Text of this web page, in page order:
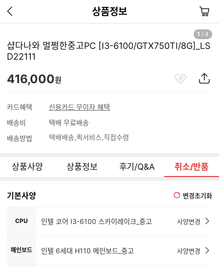
상품정보
이
지
가
장
바
구
니
1 / 4
샵다나와 멀쩡한중고PC [I3-6100/GTX750TI/8G]_LS
D22111
416,000원
카드혜택
신용카드 무이자 혜택
배송비
택배 무료배송
배송방법
택배배송 퀵서비스 직접수령
상품사양 상품정보 후기/Q&A 취소/반품
기본사양 변경초기화
CPU 인텔 코어 I3-6100 스카이레이크_중고 사양변경
메인보드 인텔 6세대 H110 메인보드_중고 사양변경